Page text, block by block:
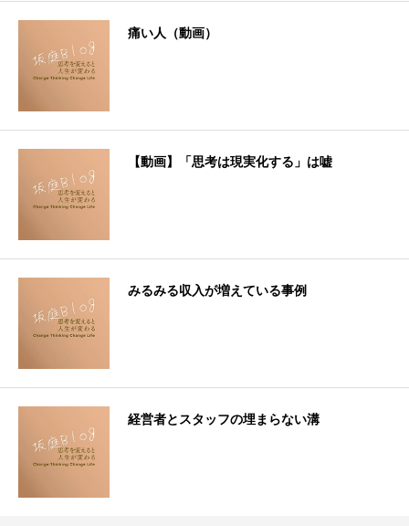
痛い人（動画）
【動画】「思考は現実化する」は嘘
みるみる収入が増えている事例
経営者とスタッフの埋まらない溝